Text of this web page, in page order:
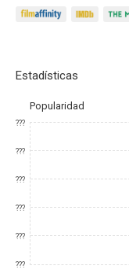
Estadísticas
Popularidad
???
???
???
???
???
???